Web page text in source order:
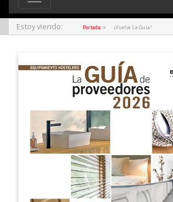
Estoy viendo: Portada » ¡Vuelve La Guía!